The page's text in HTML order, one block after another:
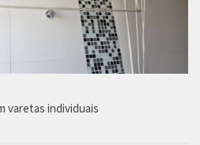
varetas individuais